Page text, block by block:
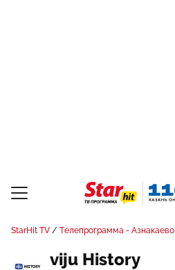
StarHit TV Телепрограмма - Азнакаево
viju History